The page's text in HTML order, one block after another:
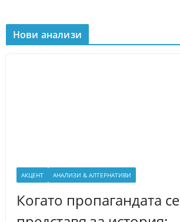
Нови анализи
АКЦЕНТ АНАЛИЗИ & АЛТЕРНАТИВИ
Когато пропагандата се